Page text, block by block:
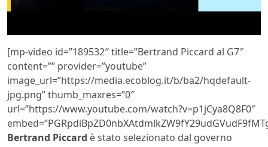
[mp-video id=”189532″ title=”Bertrand Piccard al G7″
content=”” provider=”youtube”
image_url=”https://media.ecoblog.it/b/ba2/hqdefault-
jpg.png” thumb_maxres=”0″
url=”https://www.youtube.com/watch?v=p1jCya8Q8F0″
Bertrand Piccard è stato selezionato dal governo